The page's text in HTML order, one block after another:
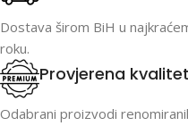
Dostava širom BiH u
roku.
Provjerena
Odabrani proizvodi